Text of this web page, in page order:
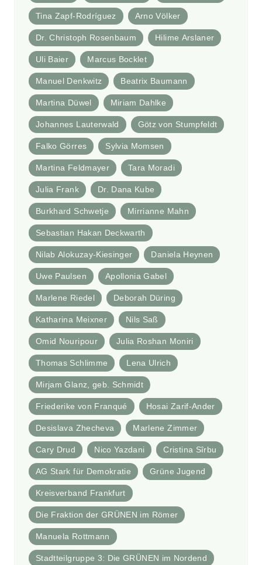
Tina Zapf-Rodríguez Arno Völker
Dr. Christoph Rosenbaum Hilime Arslaner
Uli Baier Marcus Bocklet
Manuel Denkwitz Beatrix Baumann
Martina Düwel Miriam Dahlke
Johannes Lauterwald Götz von Stumpfeldt
Falko Görres Sylvia Momsen
Martina Feldmayer Tara Moradi
Julia Frank Dr. Dana Kube
Burkhard Schwetje Mirrianne Mahn
Sebastian Hakan Deckwarth
Nilab Alokuzay-Kiesinger Daniela Heynen
Uwe Paulsen Apollonia Gabel
Marlene Riedel Deborah Düring
Katharina Meixner Nils Saß
Omid Nouripour Julia Roshan Moniri
Thomas Schlimme Lena Ulrich
Mirjam Glanz, geb. Schmidt
Friederike von Franqué Hosai Zarif-Ander
Desislava Zhecheva Marlene Zimmer
Cary Drud Nico Yazdani Cristina Sîrbu
AG Stark für Demokratie Grüne Jugend
Kreisverband Frankfurt
Die Fraktion der GRÜNEN im Römer
Manuela Rottmann
Stadtteilgruppe 3: Die GRÜNEN im Nordend